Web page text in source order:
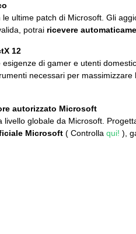
ultime patch di Microsoft. Gli
potrai ricevere
12
di gamer e utenti
necessari per
autorizzato Microsoft
globale da Microsoft.
Microsoft ( Controlla qui! ),